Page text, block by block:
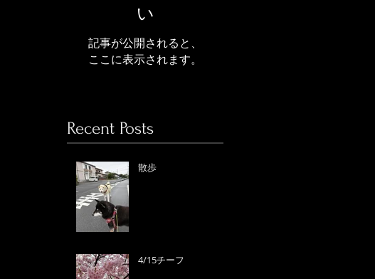
い
記事が公開されると、
ここに表示されます。
Recent Posts
散歩
4/15チーフ